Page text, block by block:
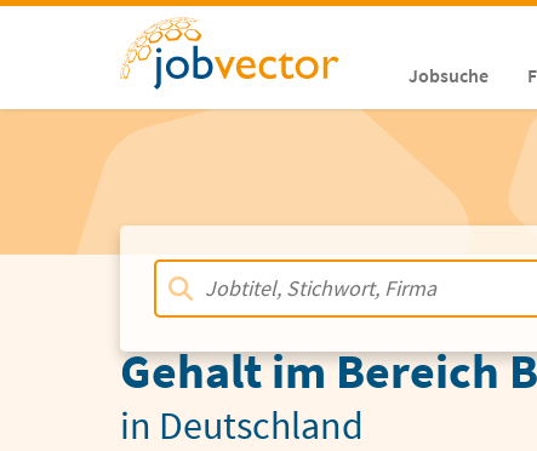
Jobsuche
Gehalt im Bereich
in Deutschland